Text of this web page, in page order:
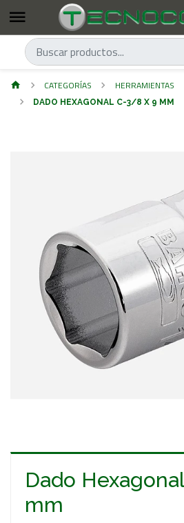
CATEGORÍAS HERRAMIENTAS
DADO HEXAGONAL C-3/8 X 9 MM
Dado
mm